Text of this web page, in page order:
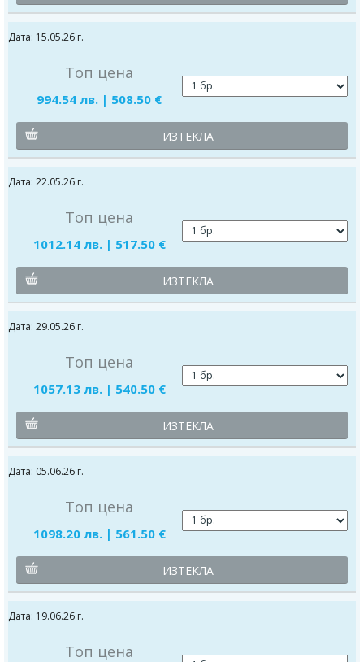
Дата: 15.05.26 г.
Топ цена
994.54 лв. | 508.50 €
ИЗТЕКЛА
Дата: 22.05.26 г.
Топ цена
1012.14 лв. | 517.50 €
ИЗТЕКЛА
Дата: 29.05.26 г.
Топ цена
1057.13 лв. | 540.50 €
ИЗТЕКЛА
Дата: 05.06.26 г.
Топ цена
1098.20 лв. | 561.50 €
ИЗТЕКЛА
Дата: 19.06.26 г.
Топ цена